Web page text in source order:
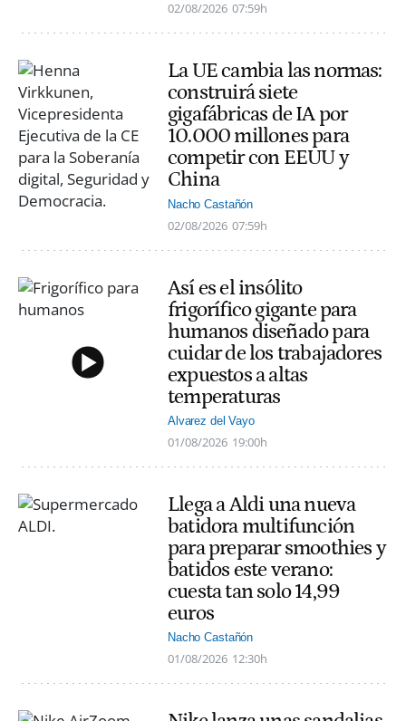
02/08/2026 07:59h
La UE cambia las normas:
construirá siete
gigafábricas de IA por
10.000 millones para
competir con EEUU y
China
Nacho Castañón
02/08/2026 07:59h
Así es el insólito
frigorífico gigante para
humanos diseñado para
cuidar de los trabajadores
expuestos a altas
temperaturas
Alvarez del Vayo
01/08/2026 19:00h
Llega a Aldi una nueva
batidora multifunción
para preparar smoothies y
batidos este verano:
cuesta tan solo 14,99
euros
Nacho Castañón
01/08/2026 12:30h